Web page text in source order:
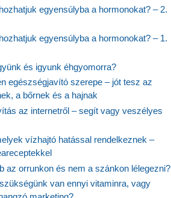
egyensúlyba a hormonokat? – 2.
egyensúlyba a hormonokat? – 1.
és igyunk éhgyomorra?
egészségjavító szerepe – jót tesz az
a bőrnek és a hajnak
az internetről – segít vagy veszélyes
vízhajtó hatással rendelkeznek –
az orrunkon és nem a szánkon lélegezni?
van ennyi vitaminra, vagy